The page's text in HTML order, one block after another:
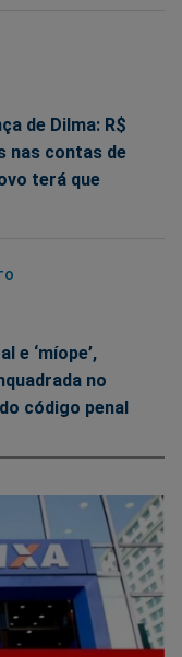
de Dilma: R$
nas contas de
terá que
e ‘míope’,
no
código penal